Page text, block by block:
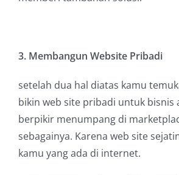
3. Membangun Website Pribadi
setelah dua hal diatas kamu
bikin web site pribadi untuk bisnis
berpikir menumpang di
sebagainya. Karena web site
kamu yang ada di internet.